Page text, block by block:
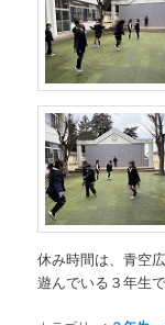
休み時間は、青空
遊んでいる３年生で